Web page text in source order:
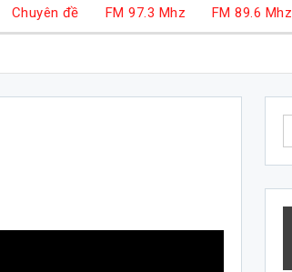
Chuyên đề FM 97.3 Mhz FM 89.6 Mhz